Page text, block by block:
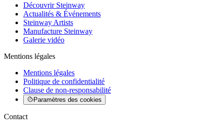
Découvrir Steinway
Actualités & Événements
Steinway Artists
Manufacture Steinway
Galerie vidéo
Mentions légales
Mentions légales
Politique de confidentialité
Clause de non-responsabilité
Paramètres des cookies
Contact